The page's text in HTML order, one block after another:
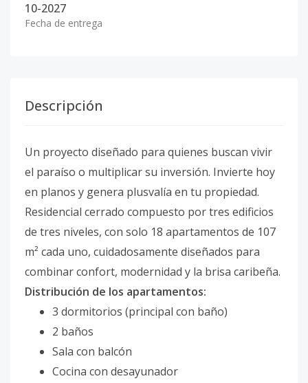
10-2027
Fecha de entrega
Descripción
Un proyecto diseñado para quienes buscan vivir
el paraíso o multiplicar su inversión. Invierte hoy
en planos y genera plusvalía en tu propiedad.
Residencial cerrado compuesto por tres edificios
de tres niveles, con solo 18 apartamentos de 107
m² cada uno, cuidadosamente diseñados para
combinar confort, modernidad y la brisa caribeña.
Distribución de los apartamentos:
3 dormitorios (principal con baño)
2 baños
Sala con balcón
Cocina con desayunador